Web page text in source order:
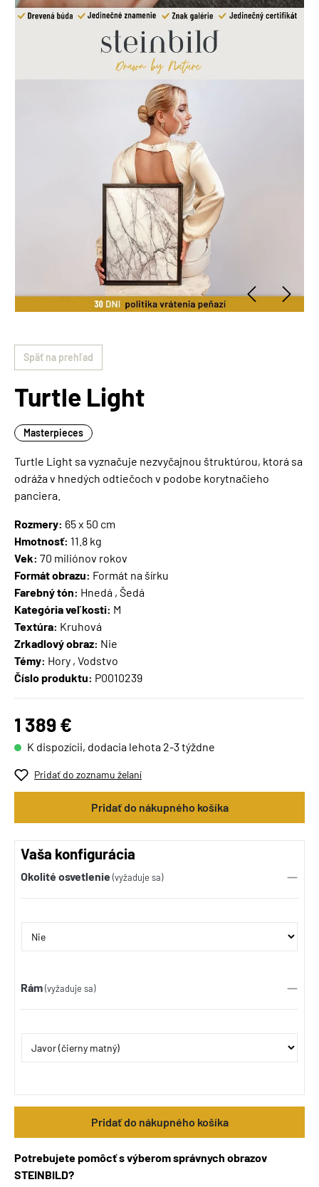
Späť na prehľad
Turtle Light
Masterpieces
Turtle Light sa vyznačuje nezvyčajnou štruktúrou, ktorá sa
odráža v hnedých odtiečoch v podobe korytnačieho
panciera.
Rozmery: 65 x 50 cm
Hmotnosť: 11.8 kg
Vek: 70 miliónov rokov
Formát obrazu: Formát na šírku
Farebný tón: Hnedá , Šedá
Kategória veľkosti: M
Textúra: Kruhová
Zrkadlový obraz: Nie
Témy: Hory , Vodstvo
Číslo produktu: P0010239
1 389 €
K dispozícii, dodacia lehota 2-3 týždne
Pridať do zoznamu želaní
Pridať do nákupného košíka
Vaša konfigurácia
Okolité osvetlenie (vyžaduje sa)
Rám(vyžaduje sa)
Pridať do nákupného košíka
Potrebujete pomôcť s výberom správnych obrazov
STEINBILD?